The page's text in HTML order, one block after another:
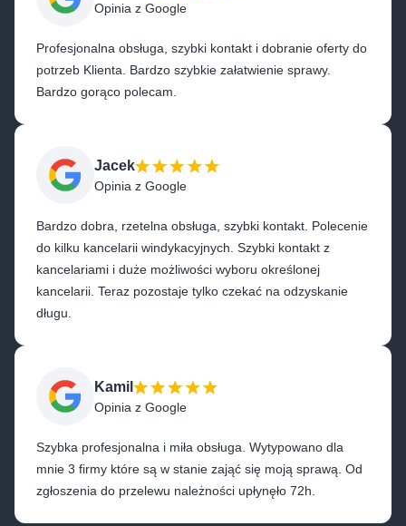
Opinia z Google
Profesjonalna obsługa, szybki kontakt i dobranie oferty do
potrzeb Klienta. Bardzo szybkie załatwienie sprawy.
Bardzo gorąco polecam.
Jacek
Opinia z Google
Bardzo dobra, rzetelna obsługa, szybki kontakt. Polecenie
do kilku kancelarii windykacyjnych. Szybki kontakt z
kancelariami i duże możliwości wyboru określonej
kancelarii. Teraz pozostaje tylko czekać na odzyskanie
długu.
Kamil
Opinia z Google
Szybka profesjonalna i miła obsługa. Wytypowano dla
mnie 3 firmy które są w stanie zająć się moją sprawą. Od
zgłoszenia do przelewu należności upłynęło 72h.